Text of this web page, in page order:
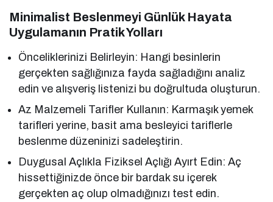
Minimalist Beslenmeyi Günlük Hayata
Uygulamanın Pratik Yolları
Önceliklerinizi Belirleyin: Hangi besinlerin
gerçekten sağlığınıza fayda sağladığını analiz
edin ve alışveriş listenizi bu doğrultuda oluşturun.
Az Malzemeli Tarifler Kullanın: Karmaşık yemek
tarifleri yerine, basit ama besleyici tariflerle
beslenme düzeninizi sadeleştirin.
Duygusal Açlıkla Fiziksel Açlığı Ayırt Edin: Aç
hissettiğinizde önce bir bardak su içerek
gerçekten aç olup olmadığınızı test edin.